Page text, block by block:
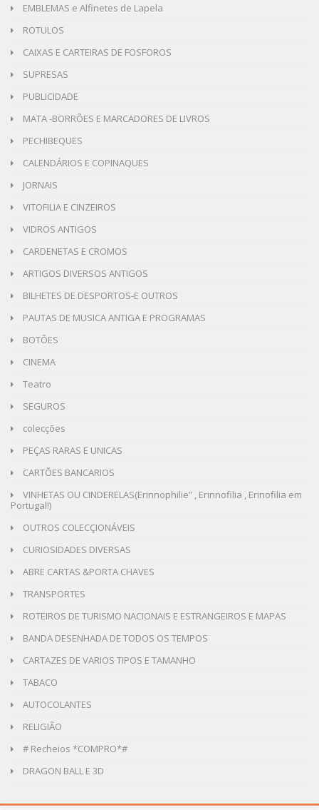
EMBLEMAS e Alfinetes de Lapela
ROTULOS
CAIXAS E CARTEIRAS DE FOSFOROS
SUPRESAS
PUBLICIDADE
MATA -BORRÕES E MARCADORES DE LIVROS
PECHIBEQUES
CALENDÁRIOS E COPINAQUES
JORNAIS
VITOFILIA E CINZEIROS
VIDROS ANTIGOS
CARDENETAS E CROMOS
ARTIGOS DIVERSOS ANTIGOS
BILHETES DE DESPORTOS-E OUTROS
PAUTAS DE MUSICA ANTIGA E PROGRAMAS
BOTÕES
CINEMA
Teatro
SEGUROS
colecções
PEÇAS RARAS E UNICAS
CARTÕES BANCARIOS
VINHETAS OU CINDERELAS(Erinnophilie” , Erinnofilia , Erinofilia em
Portugal!)
OUTROS COLECÇIONÁVEIS
CURIOSIDADES DIVERSAS
ABRE CARTAS &PORTA CHAVES
TRANSPORTES
ROTEIROS DE TURISMO NACIONAIS E ESTRANGEIROS E MAPAS
BANDA DESENHADA DE TODOS OS TEMPOS
CARTAZES DE VARIOS TIPOS E TAMANHO
TABACO
AUTOCOLANTES
RELIGIÃO
# Recheios *COMPRO*#
DRAGON BALL E 3D